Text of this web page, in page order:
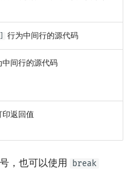
行为中间行的源代码
间行的源代码
印返回值
，也可以使用
break